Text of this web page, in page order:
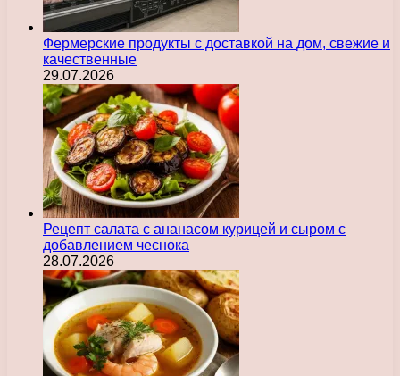
Фермерские продукты с доставкой на дом, свежие и
качественные
29.07.2026
Рецепт салата с ананасом курицей и сыром с
добавлением чеснока
28.07.2026